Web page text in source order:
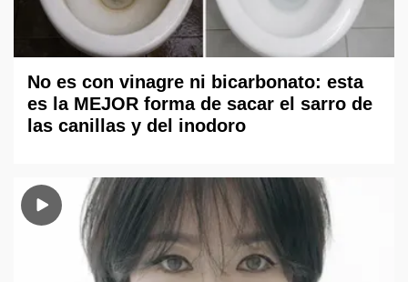
No es con vinagre ni bicarbonato: esta
es la MEJOR forma de sacar el sarro de
las canillas y del inodoro